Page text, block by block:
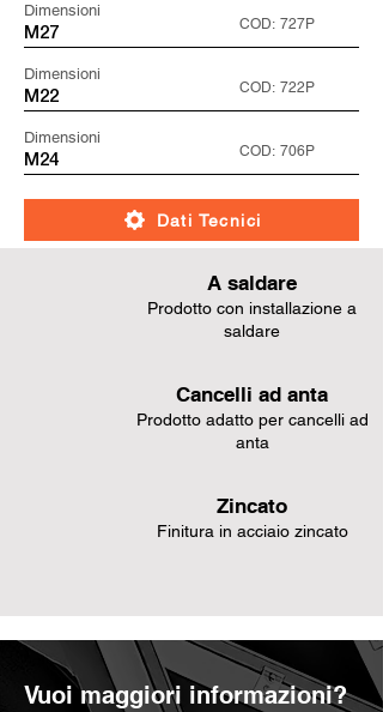
Dimensioni
M27
COD: 727P
Dimensioni
M22
COD: 722P
Dimensioni
M24
COD: 706P
Dati Tecnici
A saldare
Prodotto con installazione a
saldare
Cancelli ad anta
Prodotto adatto per cancelli ad
anta
Zincato
Finitura in acciaio zincato
Vuoi maggiori informazioni?